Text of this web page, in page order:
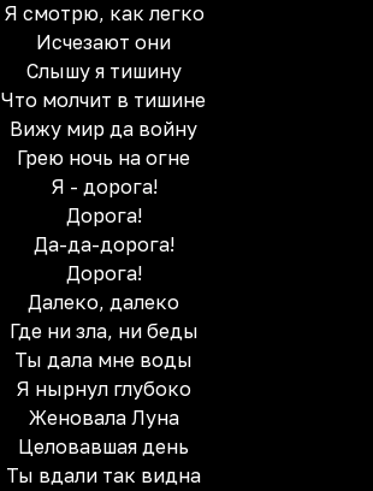
Я смотрю, как легко
Исчезают они
Слышу я тишину
Что молчит в тишине
Вижу мир да войну
Грею ночь на огне
Я - дорога!
Дорога!
Да-да-дорога!
Дорога!
Далеко, далеко
Где ни зла, ни беды
Ты дала мне воды
Я нырнул глубоко
Женовала Луна
Целовавшая день
Ты вдали так видна